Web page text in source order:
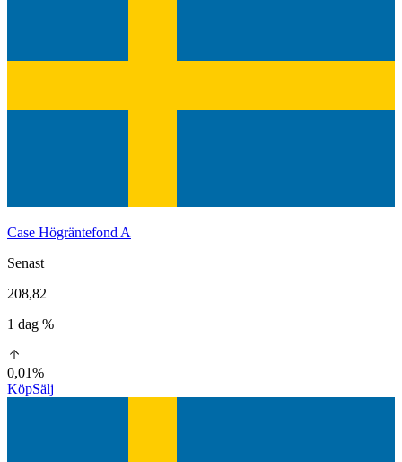
Case Högräntefond A
Senast
208,82
1 dag %
0,01%
KöpSälj